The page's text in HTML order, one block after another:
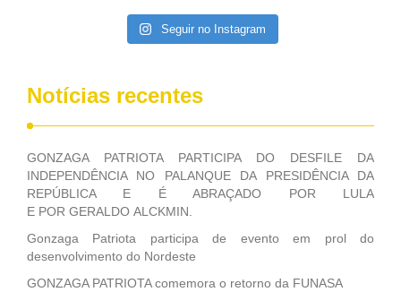
Seguir no Instagram
Notícias recentes
GONZAGA PATRIOTA PARTICIPA DO DESFILE DA
INDEPENDÊNCIA NO PALANQUE DA PRESIDÊNCIA DA
REPÚBLICA E É ABRAÇADO POR LULA
E POR GERALDO ALCKMIN.
Gonzaga Patriota participa de evento em prol do
desenvolvimento do Nordeste
GONZAGA PATRIOTA comemora o retorno da FUNASA